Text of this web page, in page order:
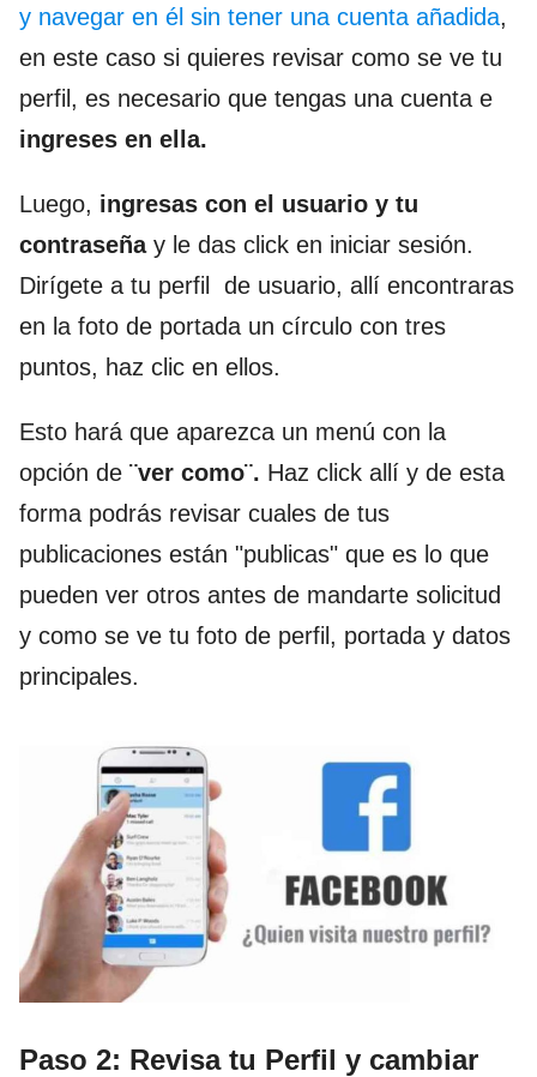
y navegar en él sin tener una cuenta añadida,
en este caso si quieres revisar como se ve tu
perfil, es necesario que tengas una cuenta e
ingreses en ella.
Luego, ingresas con el usuario y tu
contraseña y le das click en iniciar sesión.
Dirígete a tu perfil de usuario, allí encontraras
en la foto de portada un círculo con tres
puntos, haz clic en ellos.
Esto hará que aparezca un menú con la
opción de ¨ver como¨. Haz click allí y de esta
forma podrás revisar cuales de tus
publicaciones están "publicas" que es lo que
pueden ver otros antes de mandarte solicitud
y como se ve tu foto de perfil, portada y datos
principales.
Paso 2: Revisa tu Perfil y cambiar